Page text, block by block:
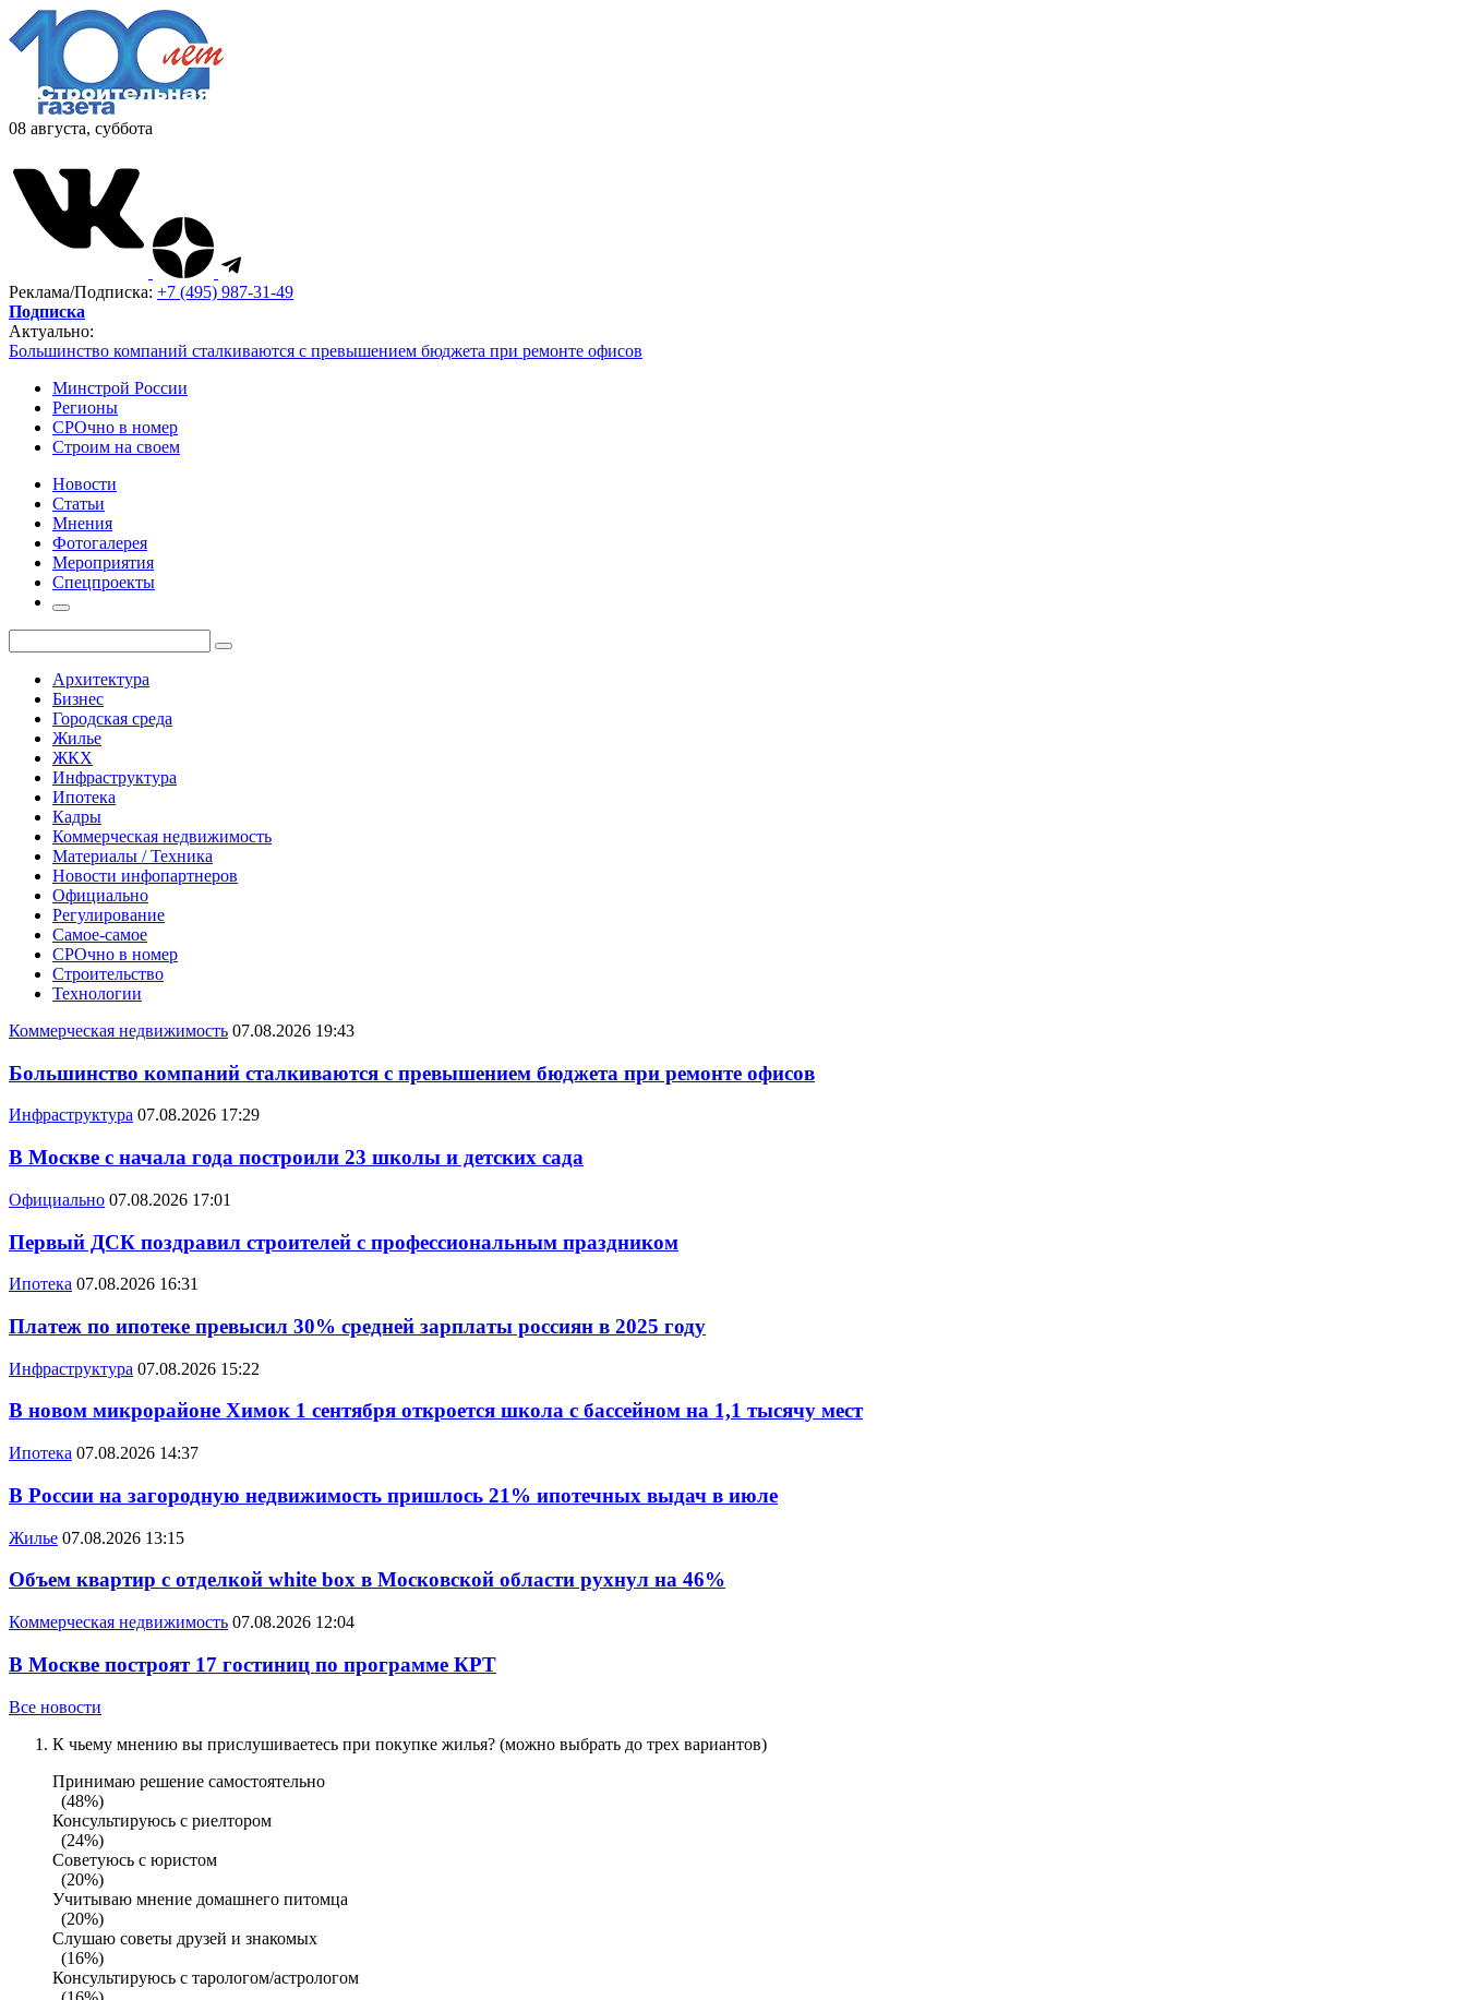
08 августа, суббота
Реклама/Подписка: +7 (495) 987-31-49
Подписка
Актуально:
Большинство компаний сталкиваются с превышением бюджета при ремонте офисов
Минстрой России
Регионы
СРОчно в номер
Строим на своем
Новости
Статьи
Мнения
Фотогалерея
Мероприятия
Спецпроекты
Архитектура
Бизнес
Городская среда
Жилье
ЖКХ
Инфраструктура
Ипотека
Кадры
Коммерческая недвижимость
Материалы / Техника
Новости инфопартнеров
Официально
Регулирование
Самое-самое
СРОчно в номер
Строительство
Технологии
Коммерческая недвижимость 07.08.2026 19:43
Большинство компаний сталкиваются с превышением бюджета при ремонте офисов
Инфраструктура 07.08.2026 17:29
В Москве с начала года построили 23 школы и детских сада
Официально 07.08.2026 17:01
Первый ДСК поздравил строителей с профессиональным праздником
Ипотека 07.08.2026 16:31
Платеж по ипотеке превысил 30% средней зарплаты россиян в 2025 году
Инфраструктура 07.08.2026 15:22
В новом микрорайоне Химок 1 сентября откроется школа с бассейном на 1,1 тысячу мест
Ипотека 07.08.2026 14:37
В России на загородную недвижимость пришлось 21% ипотечных выдач в июле
Жилье 07.08.2026 13:15
Объем квартир с отделкой white box в Московской области рухнул на 46%
Коммерческая недвижимость 07.08.2026 12:04
В Москве построят 17 гостиниц по программе КРТ
Все новости
К чьему мнению вы прислушиваетесь при покупке жилья? (можно выбрать до трех вариантов)
Принимаю решение самостоятельно
(48%)
Консультируюсь с риелтором
(24%)
Советуюсь с юристом
(20%)
Учитываю мнение домашнего питомца
(20%)
Слушаю советы друзей и знакомых
(16%)
Консультируюсь с тарологом/астрологом